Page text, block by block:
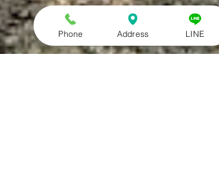
Phone Address LINE